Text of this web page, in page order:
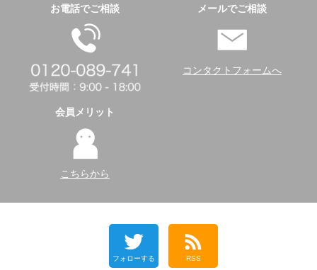
お電話でご相談 メールでご相談
コンタクトフォームへ
会員メリット
こちらから
フォローする RSS